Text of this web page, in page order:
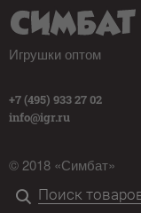
Игрушки оптом
+7 (495) 933 27 02
info@igr.ru
© 2018 «Симбат»